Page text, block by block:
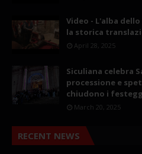
Video - L'alba
la storica
April 28, 2025
Siculiana celebra
processione e
chiudono i
March 20, 2025
RECENT NEWS